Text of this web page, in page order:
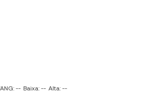
-- Baixa: -- Alta: --